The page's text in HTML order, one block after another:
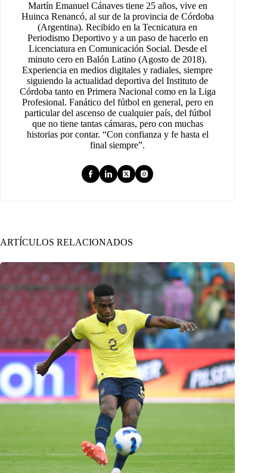
Martín Emanuel Cánaves tiene 25 años, vive en
Huinca Renancó, al sur de la provincia de Córdoba
(Argentina). Recibido en la Tecnicatura en
Periodismo Deportivo y a un paso de hacerlo en
Licenciatura en Comunicación Social. Desde el
minuto cero en Balón Latino (Agosto de 2018).
Experiencia en medios digitales y radiales, siempre
siguiendo la actualidad deportiva del Instituto de
Córdoba tanto en Primera Nacional como en la Liga
Profesional. Fanático del fútbol en general, pero en
particular del ascenso de cualquier país, del fútbol
que no tiene tantas cámaras, pero con muchas
historias por contar. “Con confianza y fe hasta el
final siempre”.
ARTÍCULOS RELACIONADOS